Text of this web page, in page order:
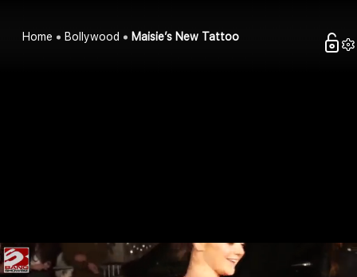
Home Bollywood Maisie’s New Tattoo